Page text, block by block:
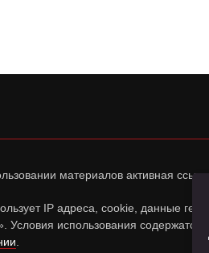
материалов активная
IP адреса, cookie, данные
Условия использования содержатся в